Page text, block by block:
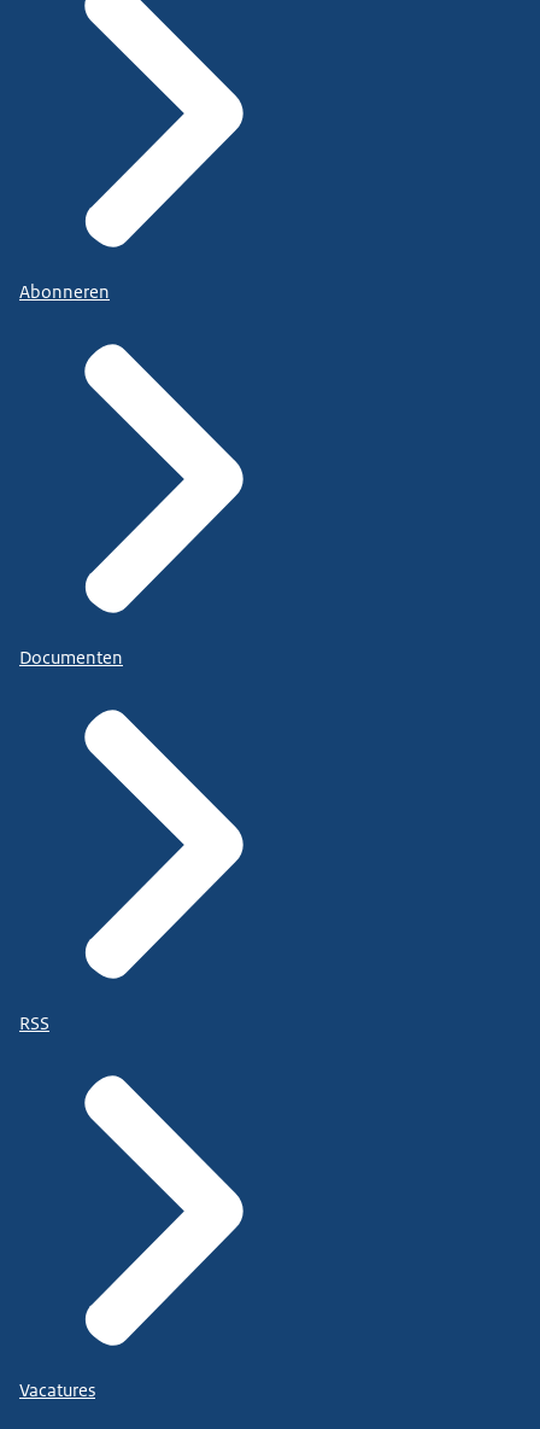
Abonneren
Documenten
RSS
Vacatures